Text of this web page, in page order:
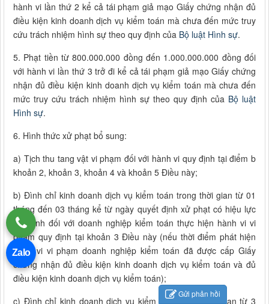
hành vi lần thứ 2 kể cả tái phạm giả mạo Giấy chứng nhận đủ
điều kiện kinh doanh dịch vụ kiểm toán mà chưa đến mức truy
cứu trách nhiệm hình sự theo quy định của Bộ luật Hình sự.
5. Phạt tiền từ 800.000.000 đồng đến 1.000.000.000 đồng đối
với hành vi lần thứ 3 trở đi kể cả tái phạm giả mạo Giấy chứng
nhận đủ điều kiện kinh doanh dịch vụ kiểm toán mà chưa đến
mức truy cứu trách nhiệm hình sự theo quy định của Bộ luật
Hình sự.
6. Hình thức xử phạt bổ sung:
a) Tịch thu tang vật vi phạm đối với hành vi quy định tại điểm b
khoản 2, khoản 3, khoản 4 và khoản 5 Điều này;
b) Đình chỉ kinh doanh dịch vụ kiểm toán trong thời gian từ 01
tháng đến 03 tháng kể từ ngày quyết định xử phạt có hiệu lực
thi hành đối với doanh nghiệp kiểm toán thực hiện hành vi vi
phạm quy định tại khoản 3 Điều này (nếu thời điểm phát hiện
hành vi vi phạm doanh nghiệp kiểm toán đã được cấp Giấy
chứng nhận đủ điều kiện kinh doanh dịch vụ kiểm toán và đủ
điều kiện kinh doanh dịch vụ kiểm toán);
c) Đình chỉ kinh doanh dịch vụ kiểm toán trong thời gian từ 3
Gửi phản hồi
Zalo